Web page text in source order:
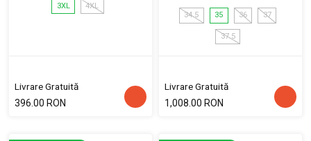
3XL 4XL
Livrare Gratuită
396.00 RON
34.5 35 36 37
37.5
Livrare Gratuită
1,008.00 RON